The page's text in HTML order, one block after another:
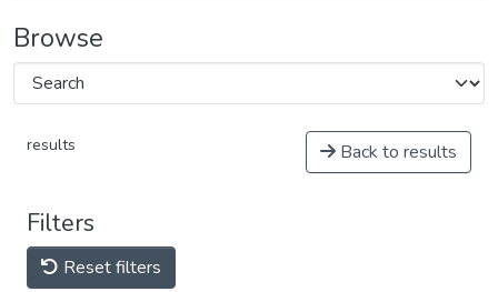
Browse
results Back to results
Filters
Reset filters